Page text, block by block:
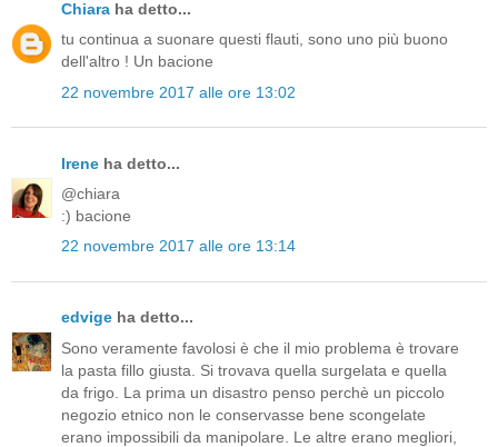
Chiara ha detto...
tu continua a suonare questi flauti, sono uno più buono
dell'altro ! Un bacione
22 novembre 2017 alle ore 13:02
Irene ha detto...
@chiara
:) bacione
22 novembre 2017 alle ore 13:14
edvige ha detto...
Sono veramente favolosi è che il mio problema è trovare
la pasta fillo giusta. Si trovava quella surgelata e quella
da frigo. La prima un disastro penso perchè un piccolo
negozio etnico non le conservasse bene scongelate
erano impossibili da manipolare. Le altre erano megliori,